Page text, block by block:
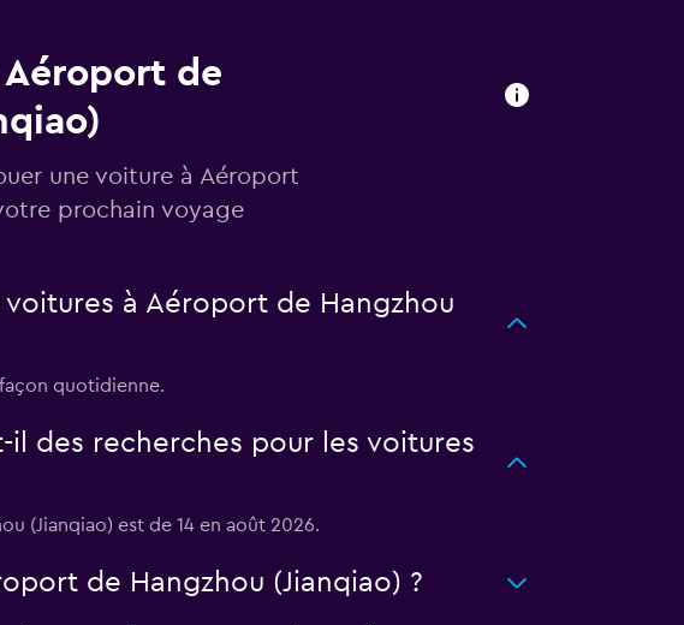
de
une voiture à Aéroport
prochain voyage
à Aéroport de Hangzhou
quotidienne.
des recherches pour les voitures
(Jianqiao) est de 14 en août 2026.
de Hangzhou (Jianqiao) ?